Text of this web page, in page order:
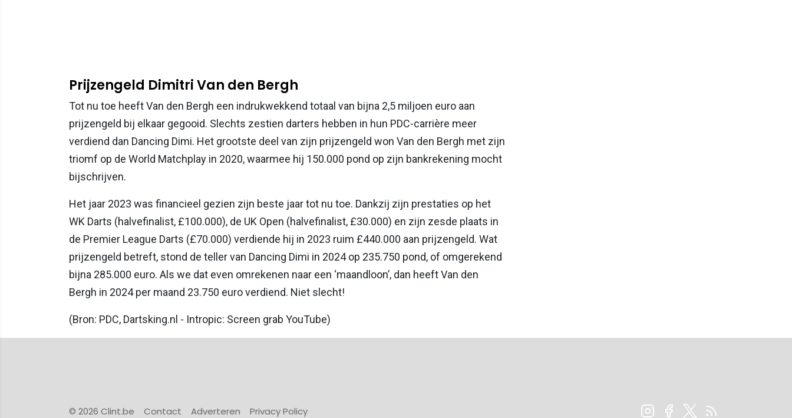
Prijzengeld Dimitri Van den Bergh
Tot nu toe heeft Van den Bergh een indrukwekkend totaal van bijna 2,5 miljoen euro aan
prijzengeld bij elkaar gegooid. Slechts zestien darters hebben in hun PDC-carrière meer
verdiend dan Dancing Dimi. Het grootste deel van zijn prijzengeld won Van den Bergh met zijn
triomf op de World Matchplay in 2020, waarmee hij 150.000 pond op zijn bankrekening mocht
bijschrijven.
Het jaar 2023 was financieel gezien zijn beste jaar tot nu toe. Dankzij zijn prestaties op het
WK Darts (halvefinalist, £100.000), de UK Open (halvefinalist, £30.000) en zijn zesde plaats in
de Premier League Darts (£70.000) verdiende hij in 2023 ruim £440.000 aan prijzengeld. Wat
prijzengeld betreft, stond de teller van Dancing Dimi in 2024 op 235.750 pond, of omgerekend
bijna 285.000 euro. Als we dat even omrekenen naar een ‘maandloon’, dan heeft Van den
Bergh in 2024 per maand 23.750 euro verdiend. Niet slecht!
(Bron: PDC, Dartsking.nl - Intropic: Screen grab YouTube)
© 2026 Clint.be Contact Adverteren Privacy Policy